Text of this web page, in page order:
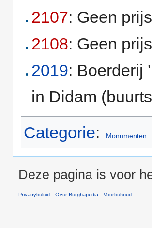
2107: Geen
2108: Geen
2019: Boerderij
in Didam
Categorie: Monumenten
Deze pagina is voor
Privacybeleid Over Berghapedia Voorbehoud